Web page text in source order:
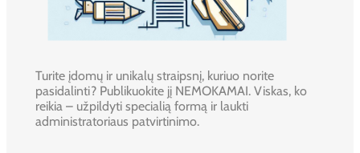
Turite įdomų ir unikalų straipsnį, kuriuo norite
pasidalinti? Publikuokite jį NEMOKAMAI. Viskas, ko
reikia – užpildyti specialią formą ir laukti
administratoriaus patvirtinimo.